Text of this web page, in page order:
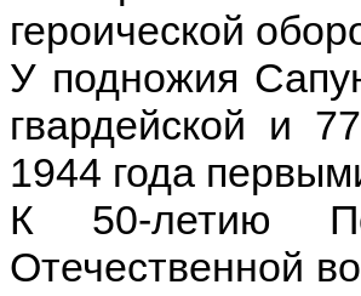
героической
У подножия
гвардейской и
1944 года
К 50-летию
Отечественной